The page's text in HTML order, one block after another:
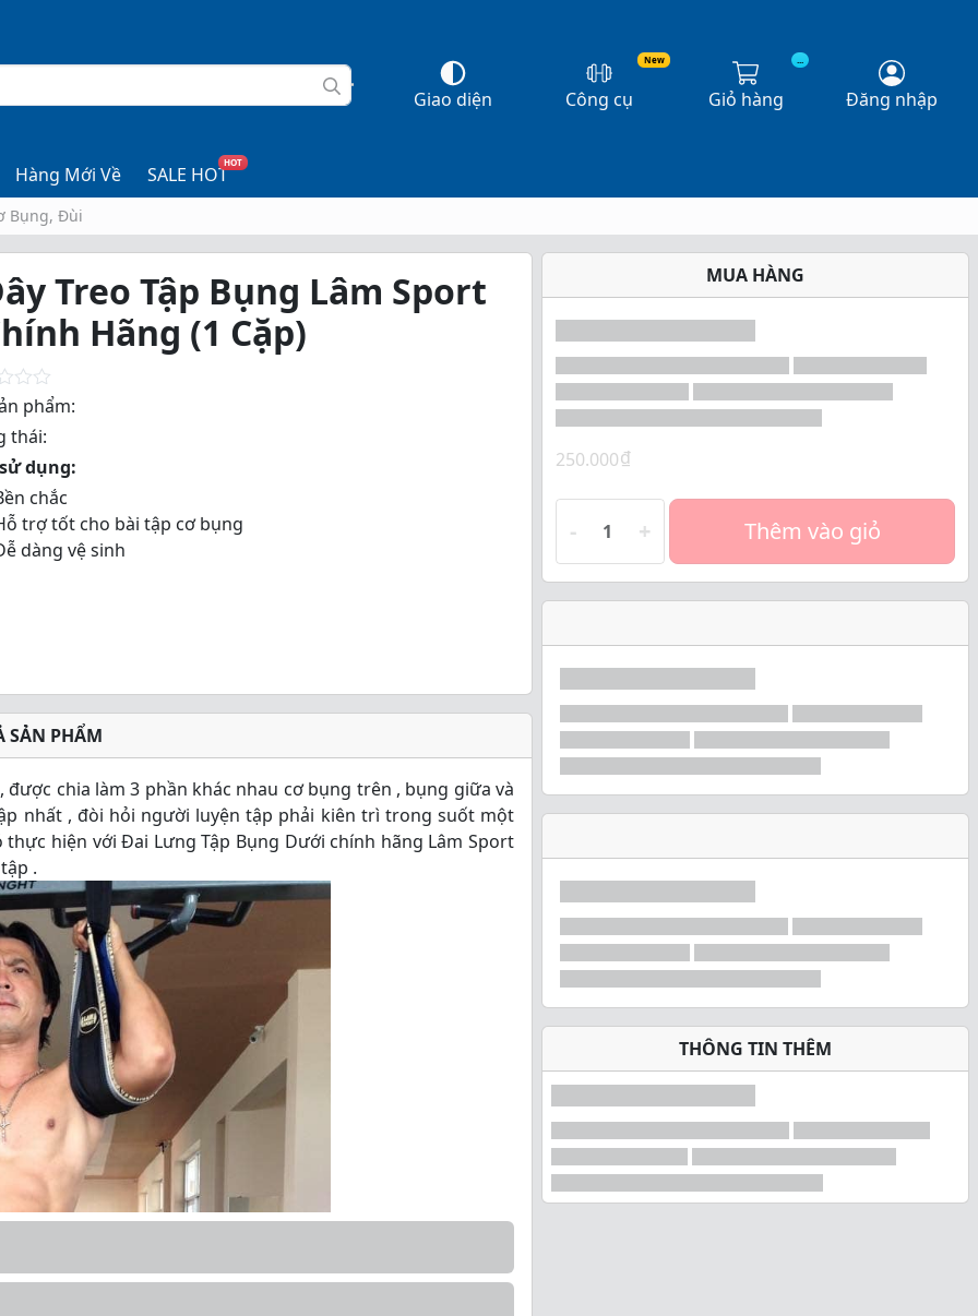
Giao diện
New
Công cụ
...
Giỏ hàng Đăng nhập
Hàng Mới Về SALE HOT
HOT
Bụng, Đùi
Treo Tập Bụng Lâm Sport
Hãng (1 Cặp)
phẩm:
thái:
dụng:
chắc
trợ tốt cho bài tập cơ bụng
dàng vệ sinh
MUA HÀNG
250.000₫
- + Thêm vào giỏ
THÔNG TIN THÊM
SẢN PHẨM
chia làm 3 phần khác nhau cơ bụng trên , bụng giữa và
nhất , đòi hỏi người luyện tập phải kiên trì trong suốt một
hiện với Đai Lưng Tập Bụng Dưới chính hãng Lâm Sport
.